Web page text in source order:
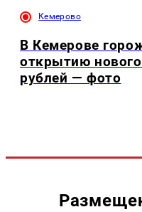
Кемерово
В Кемерове
открытию
рублей — фото